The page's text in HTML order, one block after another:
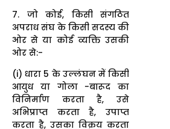
7. जो कोई, किसी संगठित
अपराध संघ के किसी सदस्य की
ओर से या कोई व्यक्ति उसकी
ओर से:-
(i) धारा 5 के उल्लंघन में किसी
आयुध या गोला -बारूद का
विनिर्माण करता है, उसे
अभिप्राप्त करता है, उपाप्त
करता है, उसका विक्रय करता